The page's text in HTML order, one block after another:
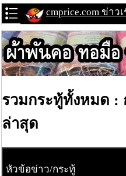
cmprice.com ข่า
รวมกระทู้ทั้งหมด :
ล่าสุด
หัวข้อข่าว/กระทู้